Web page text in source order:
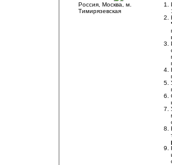
Россия, Москва, м.
Тимирязевская